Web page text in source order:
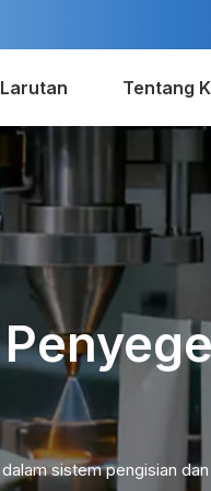
Larutan Tentang
sistem pengisian